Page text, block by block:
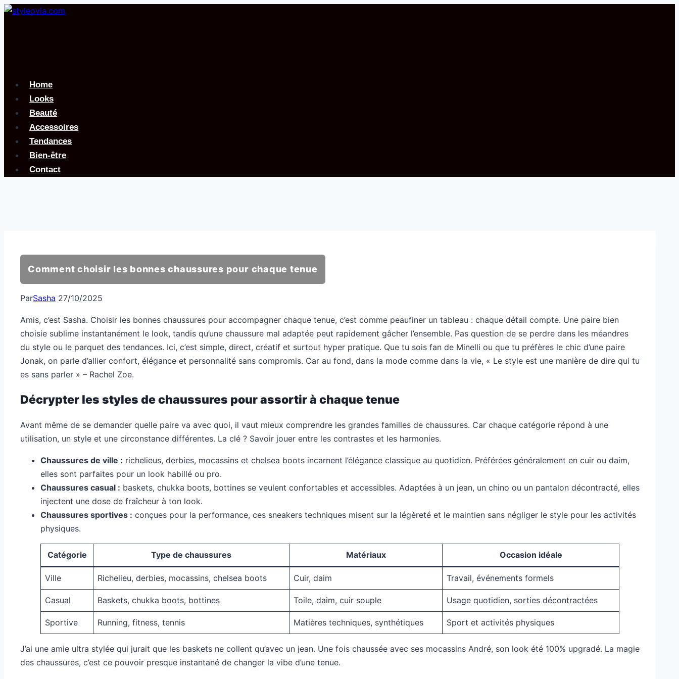
Aller
Home
Looks
Beauté
Accessoires
Tendances
Bien-être
Contact
Comment choisir les bonnes chaussures pour chaque tenue
ParSasha 27/10/2025
Amis, c’est Sasha. Choisir les bonnes chaussures pour accompagner chaque tenue, c’est comme peaufiner un tableau : chaque détail compte. Une paire bien
choisie sublime instantanément le look, tandis qu’une chaussure mal adaptée peut rapidement gâcher l’ensemble. Pas question de se perdre dans les méandres
du style ou le parquet des tendances. Ici, c’est simple, direct, créatif et surtout hyper pratique. Que tu sois fan de Minelli ou que tu préfères le chic d’une paire
Jonak, on parle d’allier confort, élégance et personnalité sans compromis. Car au fond, dans la mode comme dans la vie, « Le style est une manière de dire qui tu
es sans parler » – Rachel Zoe.
Décrypter les styles de chaussures pour assortir à chaque tenue
Avant même de se demander quelle paire va avec quoi, il vaut mieux comprendre les grandes familles de chaussures. Car chaque catégorie répond à une
utilisation, un style et une circonstance différentes. La clé ? Savoir jouer entre les contrastes et les harmonies.
Chaussures de ville : richelieus, derbies, mocassins et chelsea boots incarnent l’élégance classique au quotidien. Préférées généralement en cuir ou daim,
elles sont parfaites pour un look habillé ou pro.
Chaussures casual : baskets, chukka boots, bottines se veulent confortables et accessibles. Adaptées à un jean, un chino ou un pantalon décontracté, elles
injectent une dose de fraîcheur à ton look.
Chaussures sportives : conçues pour la performance, ces sneakers techniques misent sur la légèreté et le maintien sans négliger le style pour les activités
physiques.
Catégorie Type de chaussures Matériaux Occasion idéale
Ville Richelieu, derbies, mocassins, chelsea boots Cuir, daim Travail, événements formels
Casual Baskets, chukka boots, bottines Toile, daim, cuir souple Usage quotidien, sorties décontractées
Sportive Running, fitness, tennis Matières techniques, synthétiques Sport et activités physiques
J’ai une amie ultra stylée qui jurait que les baskets ne collent qu’avec un jean. Une fois chaussée avec ses mocassins André, son look été 100% upgradé. La magie
des chaussures, c’est ce pouvoir presque instantané de changer la vibe d’une tenue.